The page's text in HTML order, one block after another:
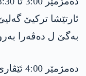
ئارتێشا تركیێ
بەگێ ل ده‌ڤه‌را